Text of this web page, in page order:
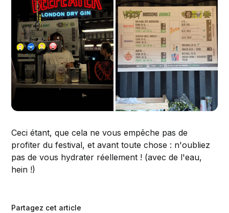
Ceci étant, que cela ne vous empêche pas de
profiter du festival, et avant toute chose : n'oubliez
pas de vous hydrater réellement ! (avec de l'eau,
hein !)
Partagez cet article